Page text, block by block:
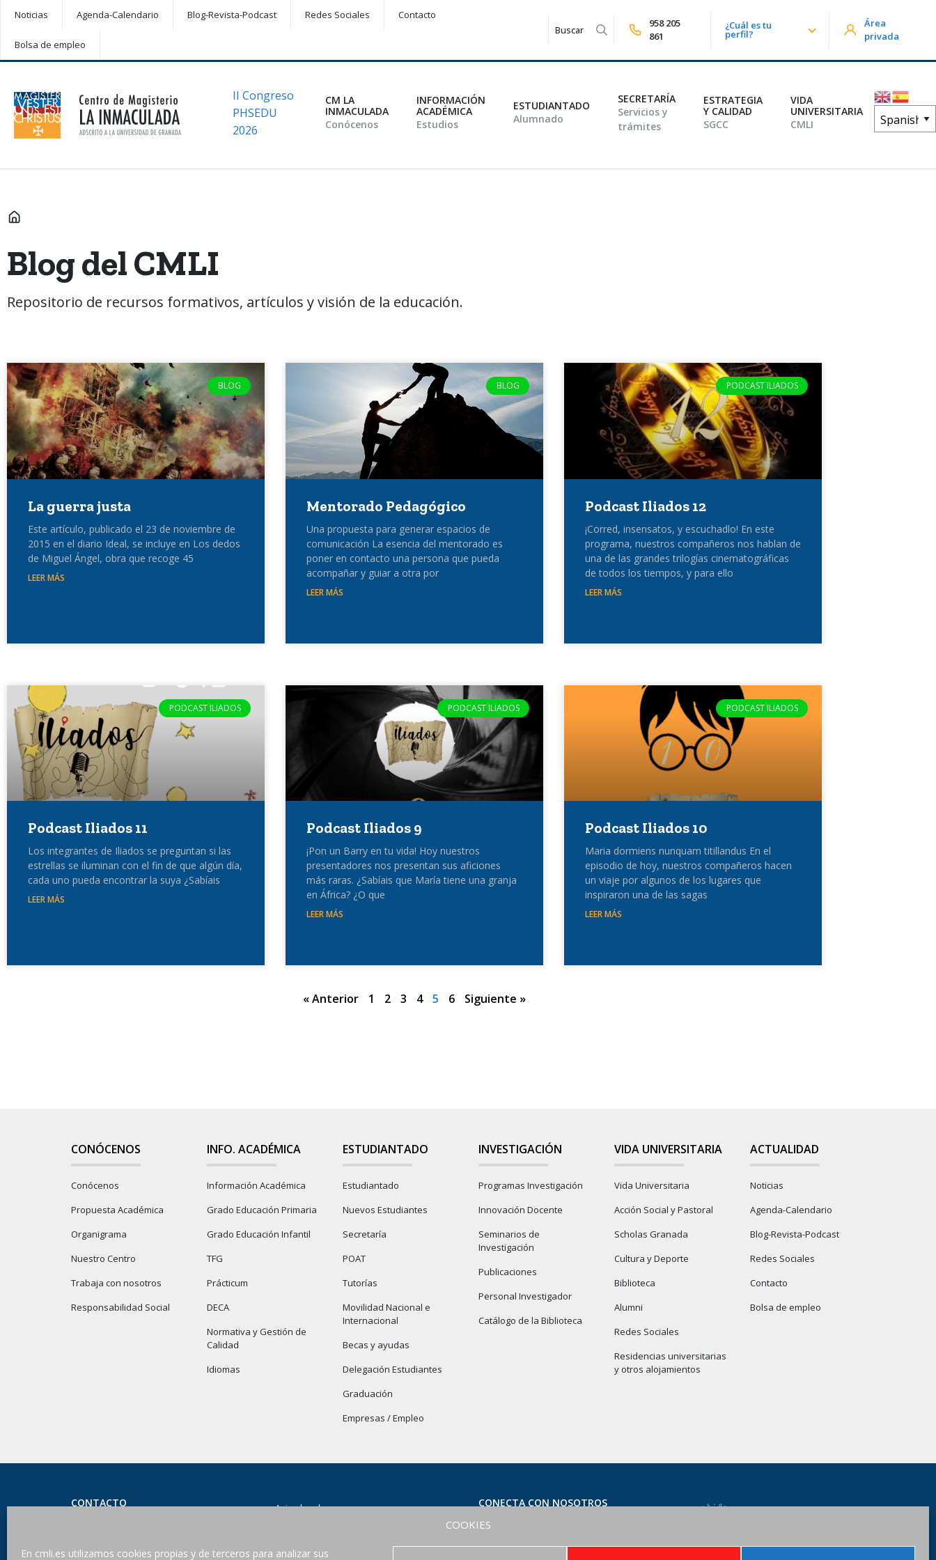
COOKIES
En cmli.es utilizamos cookies propias y de terceros para analizar sus
Noticias Agenda-Calendario Blog-Revista-Podcast Redes Sociales Contacto
Bolsa de empleo
Realizar búsqueda
958 205
861
¿Cuál es tu
perfil?
Área
privada
II Congreso
PHSEDU
2026
CM LA
INMACULADA
Conócenos
INFORMACIÓN
ACADÉMICA
Estudios
ESTUDIANTADO
Alumnado
SECRETARÍA
Servicios y
trámites
ESTRATEGIA
Y CALIDAD
SGCC
VIDA
UNIVERSITARIA
CMLI
INICIO
Blog del CMLI
Repositorio de recursos formativos, artículos y visión de la educación.
BLOG
La guerra justa
Este artículo, publicado el 23 de noviembre de
2015 en el diario Ideal, se incluye en Los dedos
de Miguel Ángel, obra que recoge 45
LEER MÁS
BLOG
Mentorado Pedagógico
Una propuesta para generar espacios de
comunicación La esencia del mentorado es
poner en contacto una persona que pueda
acompañar y guiar a otra por
LEER MÁS
PODCAST ILIADOS
Podcast Iliados 12
¡Corred, insensatos, y escuchadlo! En este
programa, nuestros compañeros nos hablan de
una de las grandes trilogías cinematográficas
de todos los tiempos, y para ello
LEER MÁS
PODCAST ILIADOS
Podcast Iliados 11
Los integrantes de Iliados se preguntan si las
estrellas se iluminan con el fin de que algún día,
cada uno pueda encontrar la suya ¿Sabíais
LEER MÁS
PODCAST ILIADOS
Podcast Iliados 9
¡Pon un Barry en tu vida! Hoy nuestros
presentadores nos presentan sus aficiones
más raras. ¿Sabíais que María tiene una granja
en África? ¿O que
LEER MÁS
PODCAST ILIADOS
Podcast Iliados 10
Maria dormiens nunquam titillandus En el
episodio de hoy, nuestros compañeros hacen
un viaje por algunos de los lugares que
inspiraron una de las sagas
LEER MÁS
« Anterior 1 2 3 4 5 6 Siguiente »
CONÓCENOS
Conócenos
Propuesta Académica
Organigrama
Nuestro Centro
Trabaja con nosotros
Responsabilidad Social
INFO. ACADÉMICA
Información Académica
Grado Educación Primaria
Grado Educación Infantil
TFG
Prácticum
DECA
Normativa y Gestión de
Calidad
Idiomas
ESTUDIANTADO
Estudiantado
Nuevos Estudiantes
Secretaría
POAT
Tutorías
Movilidad Nacional e
Internacional
Becas y ayudas
Delegación Estudiantes
Graduación
Empresas / Empleo
INVESTIGACIÓN
Programas Investigación
Innovación Docente
Seminarios de
Investigación
Publicaciones
Personal Investigador
Catálogo de la Biblioteca
VIDA UNIVERSITARIA
Vida Universitaria
Acción Social y Pastoral
Scholas Granada
Cultura y Deporte
Biblioteca
Alumni
Redes Sociales
Residencias universitarias
y otros alojamientos
ACTUALIDAD
Noticias
Agenda-Calendario
Blog-Revista-Podcast
Redes Sociales
Contacto
Bolsa de empleo
CONTACTO
C/ Joaquina Eguaras, 114 – 18013 · Granada
Aviso legal
Condiciones de uso
CONECTA CON NOSOTROS